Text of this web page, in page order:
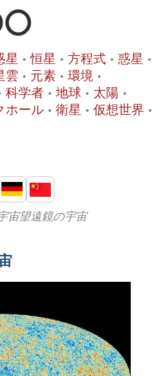
星 恒星 方程式
惑星
雲 元素
環境
科学者 地球
太陽
ホール 衛星
仮想世界
宙望遠鏡の宇宙